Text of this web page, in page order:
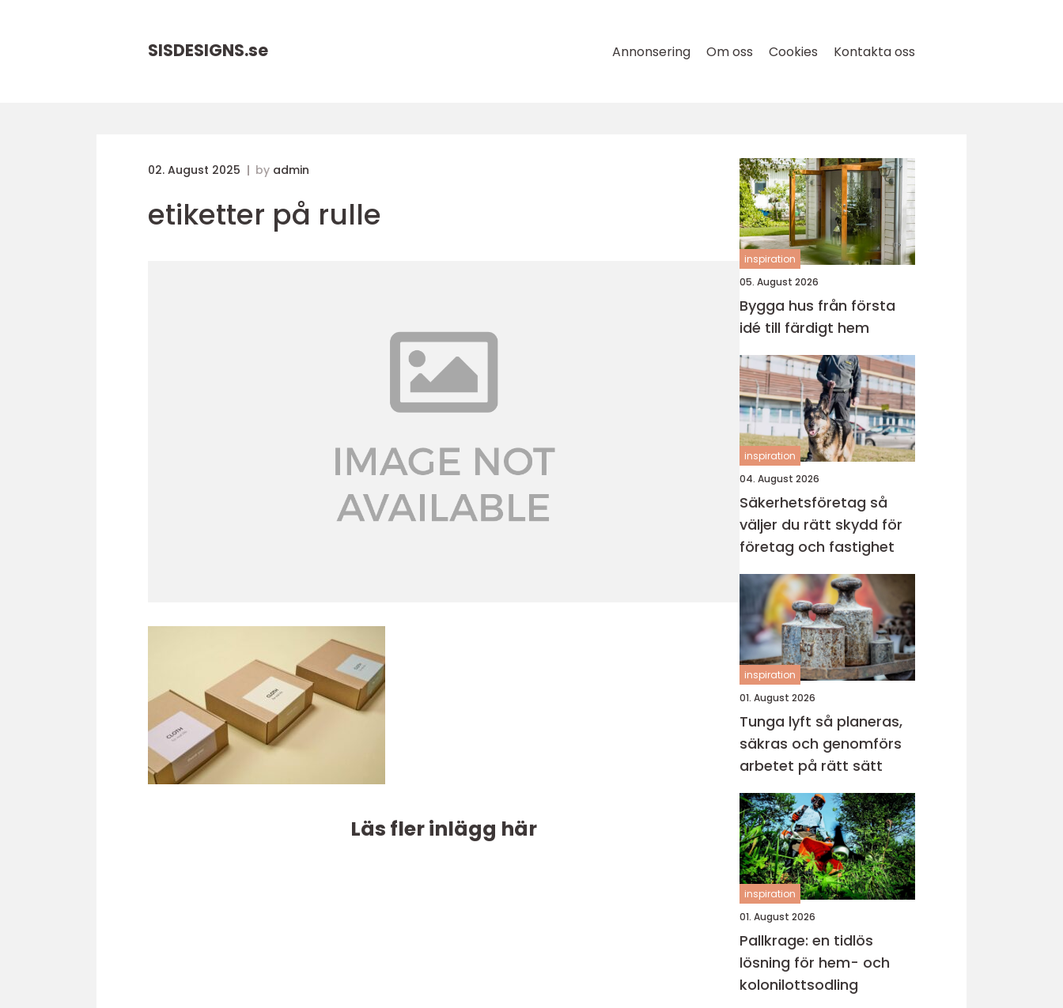
SISDESIGNS.se Annonsering Om oss Cookies Kontakta oss
02. August 2025 by admin
etiketter på rulle
Läs fler inlägg här
inspiration
05. August 2026
Bygga hus från första
idé till färdigt hem
inspiration
04. August 2026
Säkerhetsföretag så
väljer du rätt skydd för
företag och fastighet
inspiration
01. August 2026
Tunga lyft så planeras,
säkras och genomförs
arbetet på rätt sätt
inspiration
01. August 2026
Pallkrage: en tidlös
lösning för hem- och
kolonilottsodling